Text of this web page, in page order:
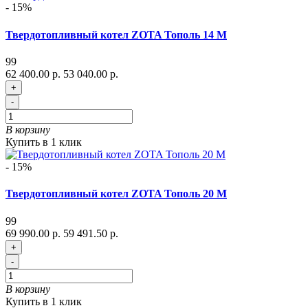
- 15%
Твердотопливный котел ZOTA Тополь 14 М
99
62 400.00 р. 53 040.00 р.
+
-
В корзину
Купить в 1 клик
- 15%
Твердотопливный котел ZOTA Тополь 20 М
99
69 990.00 р. 59 491.50 р.
+
-
В корзину
Купить в 1 клик